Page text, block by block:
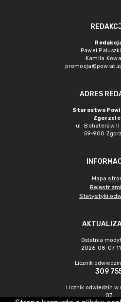
Paweł
Kamila
ADRES
Starostwo
ul. Bohaterów II
59-900
Mapa
Rejestr
Statystyki
Ostatnia
2026-08-07
Licznik
309
Licznik odwiedzin
07